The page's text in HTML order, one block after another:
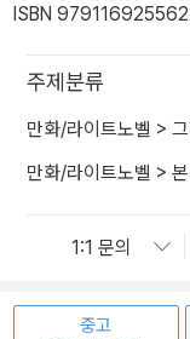
ISBN
주제분류
만화/라이트노벨 >
만화/라이트노벨 >
중고